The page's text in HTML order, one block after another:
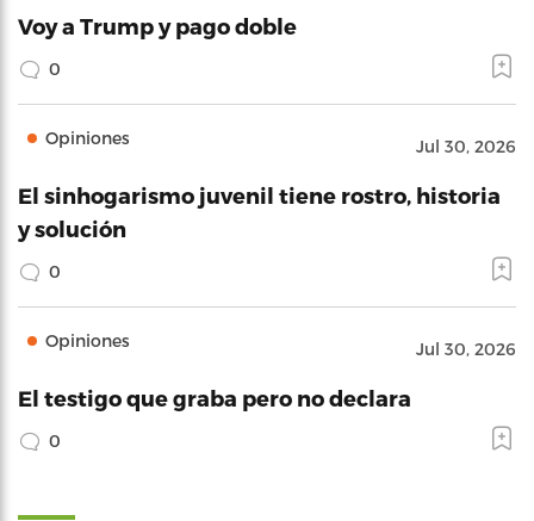
Voy a Trump y pago doble
0
Opiniones Jul 30, 2026
El sinhogarismo juvenil tiene rostro, historia
y solución
0
Opiniones Jul 30, 2026
El testigo que graba pero no declara
0